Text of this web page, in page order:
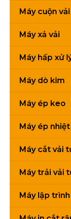
Máy cuộn vải
Máy xả vải
Máy hấp xử
Máy dò kim
Máy ép keo
Máy ép nhiệt
Máy cắt vải
Máy trải vải
Máy lập trình